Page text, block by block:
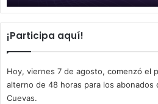
¡Participa aquí!
Hoy, viernes 7 de agosto, comenzó el
alterno de 48 horas para los abonados
Cuevas.